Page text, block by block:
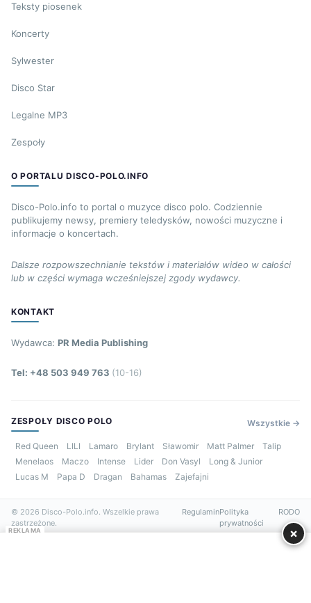
Teksty piosenek
Koncerty
Sylwester
Disco Star
Legalne MP3
Zespoły
O PORTALU DISCO-POLO.INFO
Disco-Polo.info to portal o muzyce disco polo. Codziennie
publikujemy newsy, premiery teledysków, nowości muzyczne i
informacje o koncertach.
Dalsze rozpowszechnianie tekstów i materiałów wideo w całości
lub w części wymaga wcześniejszej zgody wydawcy.
KONTAKT
Wydawca: PR Media Publishing
Tel: +48 503 949 763 (10-16)
ZESPOŁY DISCO POLO Wszystkie →
Red Queen LILI Lamaro Brylant Sławomir Matt Palmer
Talip
Menelaos
Maczo Intense Lider Don Vasyl
Long & Junior
Lucas M
Papa D Dragan Bahamas Zajefajni
© 2026 Disco-Polo.info. Wszelkie prawa
zastrzeżone.
RegulaminPolityka
prywatności
RODO
REKLAMA ×